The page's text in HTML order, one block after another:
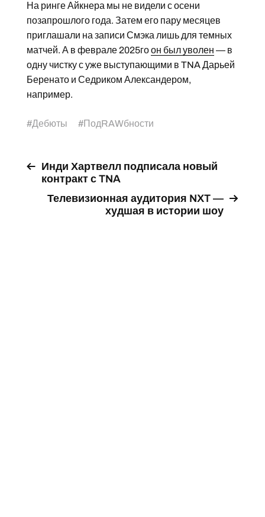
На ринге Айкнера мы не видели с осени
позапрошлого года. Затем его пару месяцев
приглашали на записи Смэка лишь для темных
матчей. А в феврале 2025гоон был уволен — в
одну чистку с уже выступающими в TNA Дарьей
Беренато и Седриком Александером,
например.
#Дебюты #ПодRAWбности
Инди Хартвелл подписала новый
контракт с TNA
Телевизионная аудитория NXT —
худшая в истории шоу